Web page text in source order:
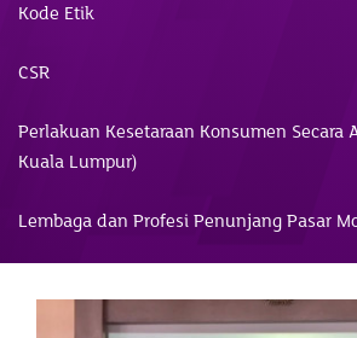
Kode Etik
CSR
Perlakuan Kesetaraan Konsumen Secara
Kuala Lumpur)
Lembaga dan Profesi Penunjang Pasar